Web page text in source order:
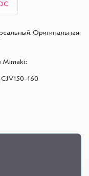
Оригинальная
Mimaki:
CJV150-160